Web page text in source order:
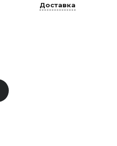
Доставка